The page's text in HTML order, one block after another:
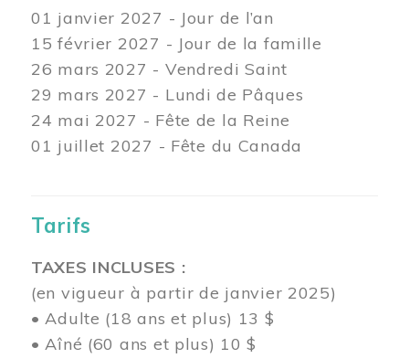
01 janvier 2027 - Jour de l’an
15 février 2027 - Jour de la famille
26 mars 2027 - Vendredi Saint
29 mars 2027 - Lundi de Pâques
24 mai 2027 - Fête de la Reine
01 juillet 2027 - Fête du Canada
Tarifs
TAXES INCLUSES :
(en vigueur à partir de janvier 2025)
• Adulte (18 ans et plus) 13 $
• Aîné (60 ans et plus) 10 $